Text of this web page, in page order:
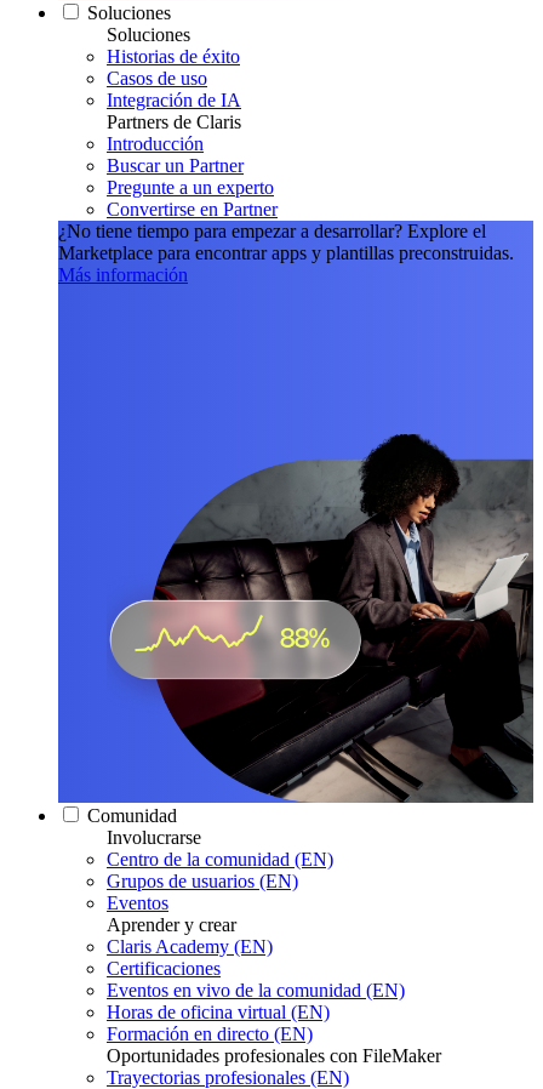
Soluciones
Soluciones
Historias de éxito
Casos de uso
Integración de IA
Partners de Claris
Introducción
Buscar un Partner
Pregunte a un experto
Convertirse en Partner
¿No tiene tiempo para empezar a desarrollar? Explore el
Marketplace para encontrar apps y plantillas preconstruidas.
Más información
Comunidad
Involucrarse
Centro de la comunidad (EN)
Grupos de usuarios (EN)
Eventos
Aprender y crear
Claris Academy (EN)
Certificaciones
Eventos en vivo de la comunidad (EN)
Horas de oficina virtual (EN)
Formación en directo (EN)
Oportunidades profesionales con FileMaker
Trayectorias profesionales (EN)